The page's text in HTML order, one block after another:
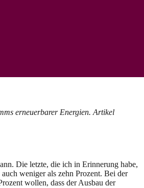
erneuerbarer Energien. Artikel
Die letzte, die ich in Erinnerung habe,
weniger als zehn Prozent. Bei der
wollen, dass der Ausbau der